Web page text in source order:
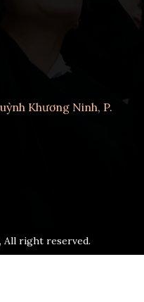
Khương Ninh, P.
All right reserved.